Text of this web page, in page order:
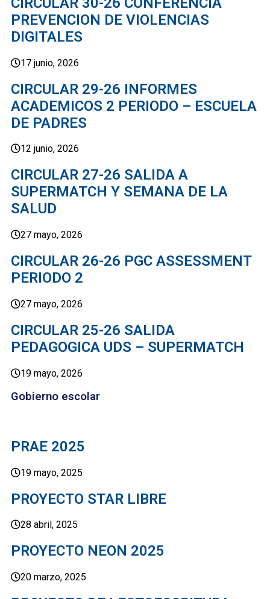
PREVENCION DE VIOLENCIAS
DIGITALES
17 junio, 2026
CIRCULAR 29-26 INFORMES
ACADEMICOS 2 PERIODO – ESCUELA
DE PADRES
12 junio, 2026
CIRCULAR 27-26 SALIDA A
SUPERMATCH Y SEMANA DE LA
SALUD
27 mayo, 2026
CIRCULAR 26-26 PGC ASSESSMENT
PERIODO 2
27 mayo, 2026
CIRCULAR 25-26 SALIDA
PEDAGOGICA UDS – SUPERMATCH
19 mayo, 2026
Gobierno escolar
PRAE 2025
19 mayo, 2025
PROYECTO STAR LIBRE
28 abril, 2025
PROYECTO NEON 2025
20 marzo, 2025